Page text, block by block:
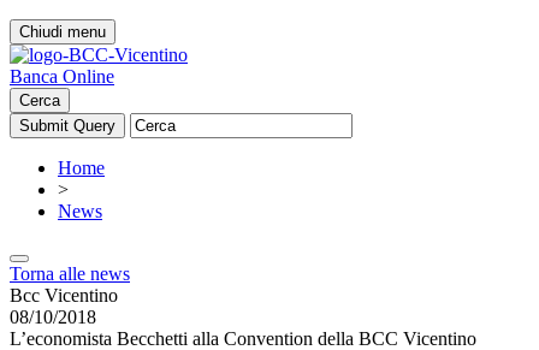
Chiudi menu
Banca Online
Cerca
Home
>
News
Torna alle news
Bcc Vicentino
08/10/2018
L’economista Becchetti alla Convention della BCC Vicentino